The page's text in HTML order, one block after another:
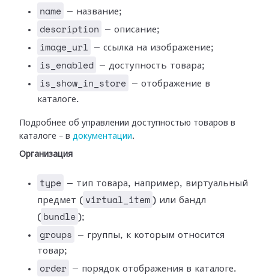
name — название;
description — описание;
image_url — ссылка на изображение;
is_enabled — доступность товара;
is_show_in_store
— отображение в
каталоге.
Подробнее об управлении доступностью товаров в
каталоге – в документации.
Организация
type
— тип товара, например, виртуальный
предмет ( virtual_item ) или бандл
( bundle );
groups
— группы, к которым относится
товар;
order — порядок отображения в каталоге.